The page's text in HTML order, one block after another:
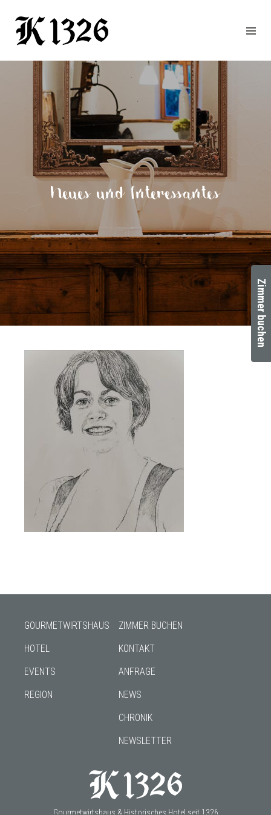
HOTEL
EVENTS
REGION
ZIMMER
BUCHEN
KONTAKT
ANFRAGE
Neues und Interessantes
GOURMETWIRTSHAUS
HOTEL
EVENTS
REGION
ZIMMER BUCHEN
KONTAKT
ANFRAGE
NEWS
CHRONIK
NEWSLETTER
Gourmetwirtshaus & Historisches Hotel seit 1326
Zimmer buchen